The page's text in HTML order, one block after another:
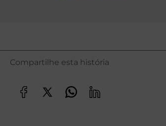
Compartilhe esta história